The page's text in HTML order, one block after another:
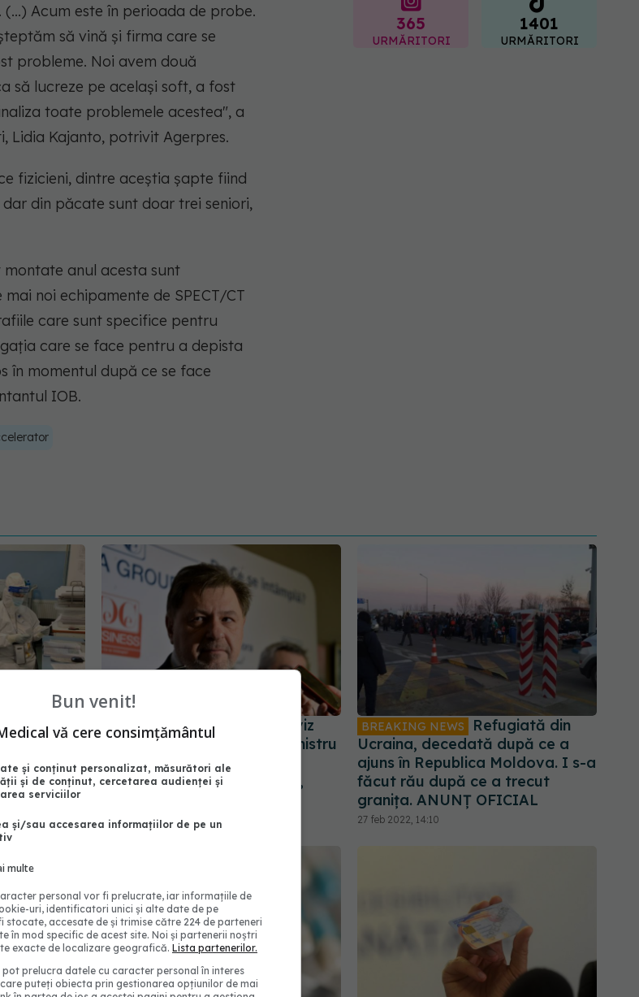
Acum este în perioada de probe.
să vină şi firma care se
probleme. Noi avem două
să lucreze pe acelaşi soft, a fost
toate problemele acestea", a
Lidia Kajanto, potrivit Agerpres.
fizicieni, dintre aceştia şapte fiind
din păcate sunt doar trei seniori,
montate anul acesta sunt
noi echipamente de SPECT/CT
care sunt specifice pentru
care se face pentru a depista
în momentul după ce se face
IOB.
365
URMĂRITORI
1401
URMĂRITORI
19 au
la
Prof dr Alexandru Rafila, aviz
pozitiv pentru funcția de ministru
al Sănătății la audierile din
Parlament. Al 39-le ministru,
24 noi 2021, 13:13
BREAKING NEWS
Refugiată din
Ucraina, decedată după ce a
ajuns în Republica Moldova. I s-a
făcut rău după ce a trecut
granița. ANUNȚ OFICIAL
27 feb 2022, 14:10
Bun venit!
vă cere consimțământul
și conținut personalizat, măsurători ale
și de conținut, cercetarea audienței și
serviciilor
și/sau accesarea informațiilor de pe un
multe
personal vor fi prelucrate, iar informațiile de
uri, identificatori unici și alte date de pe
accesate de și trimise către 224 de parteneri
în mod specific de acest site. Noi și partenerii noștri
exacte de localizare geografică. Lista partenerilor.
prelucra datele cu caracter personal în interes
puteți obiecta prin gestionarea opțiunilor de mai